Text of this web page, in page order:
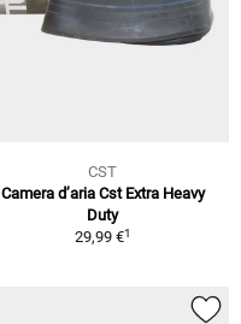
CST
Camera d’aria Cst Extra Heavy
Duty
29,99 €1